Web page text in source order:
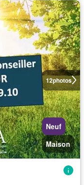
12photos
Neuf
Maison